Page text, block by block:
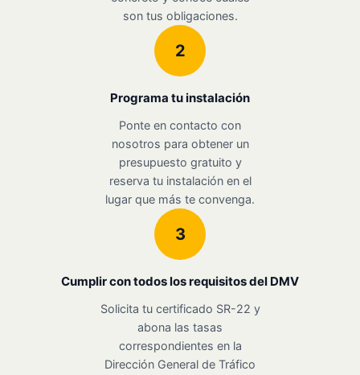
son tus obligaciones.
2
Programa tu instalación
Ponte en contacto con
nosotros para obtener un
presupuesto gratuito y
reserva tu instalación en el
lugar que más te convenga.
3
Cumplir con todos los requisitos del DMV
Solicita tu certificado SR-22 y
abona las tasas
correspondientes en la
Dirección General de Tráfico